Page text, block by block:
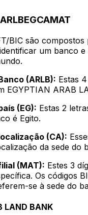
BIC são compostos
um banco e
(ARLB): Estas
EGYPTIAN ARAB
(EG): Estas 2
é Egito.
(CA):
da sede do
(MAT): Estes 3
Os códigos
se à sede do
LAND BANK